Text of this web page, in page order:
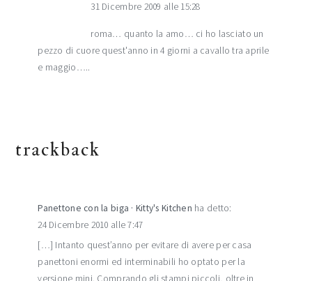
31 Dicembre 2009 alle 15:28
roma… quanto la amo… ci ho lasciato un
pezzo di cuore quest'anno in 4 giorni a cavallo tra aprile
e maggio…..
trackback
Panettone con la biga · Kitty's Kitchen ha detto:
24 Dicembre 2010 alle 7:47
[…] Intanto quest’anno per evitare di avere per casa
panettoni enormi ed interminabili ho optato per la